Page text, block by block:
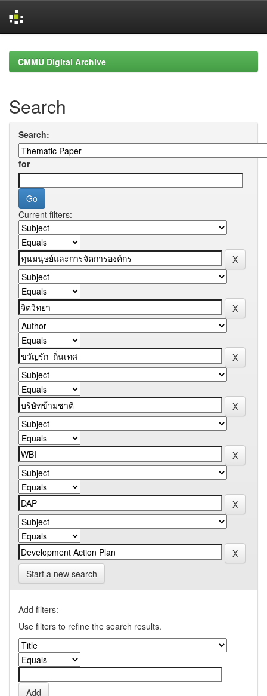
navigationCMMU Digital Archive
Search
Search:
for
Current filters:
Start a new search
Add filters:
Use filters to refine the search results.